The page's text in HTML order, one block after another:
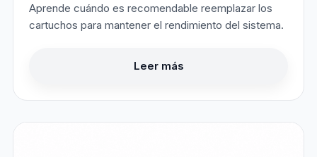
Aprende cuándo es recomendable reemplazar los
cartuchos para mantener el rendimiento del sistema.
Leer más